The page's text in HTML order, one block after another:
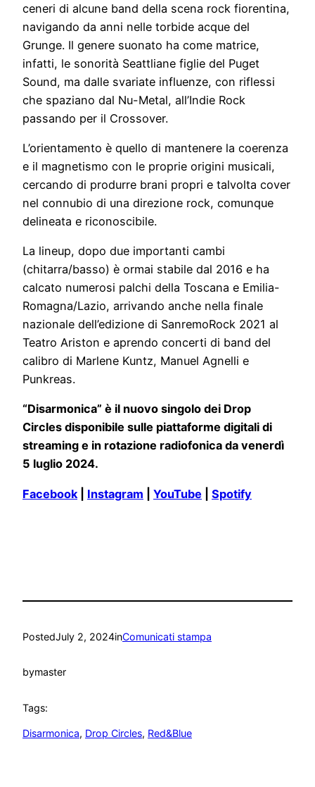
ceneri di alcune band della scena rock fiorentina,
navigando da anni nelle torbide acque del
Grunge. Il genere suonato ha come matrice,
infatti, le sonorità Seattliane figlie del Puget
Sound, ma dalle svariate influenze, con riflessi
che spaziano dal Nu-Metal, all’Indie Rock
passando per il Crossover.
L’orientamento è quello di mantenere la coerenza
e il magnetismo con le proprie origini musicali,
cercando di produrre brani propri e talvolta cover
nel connubio di una direzione rock, comunque
delineata e riconoscibile.
La lineup, dopo due importanti cambi
(chitarra/basso) è ormai stabile dal 2016 e ha
calcato numerosi palchi della Toscana e Emilia-
Romagna/Lazio, arrivando anche nella finale
nazionale dell’edizione di SanremoRock 2021 al
Teatro Ariston e aprendo concerti di band del
calibro di Marlene Kuntz, Manuel Agnelli e
Punkreas.
“Disarmonica” è il nuovo singolo dei Drop
Circles disponibile sulle piattaforme digitali di
streaming e in rotazione radiofonica da venerdì
5 luglio 2024.
Facebook Instagram YouTube Spotify
PostedJuly 2, 2024inComunicati stampa
bymaster
Tags:
Disarmonica, Drop Circles, Red&Blue